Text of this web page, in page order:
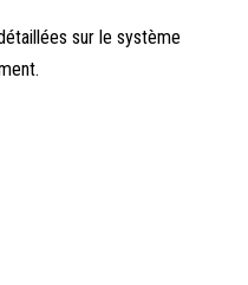
sur le système